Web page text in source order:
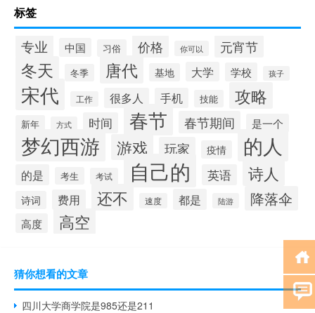
标签
专业 中国 习俗 价格 你可以 元宵节
冬天 冬季 唐代 基地 大学 学校 孩子
宋代 工作 很多人 手机 技能 攻略
新年 方式 时间 春节 春节期间 是一个
梦幻西游 游戏 玩家 疫情 的人
的是 考生 考试 自己的 英语 诗人
诗词 费用 还不 速度 都是 陆游 降落伞
高度 高空
猜你想看的文章
四川大学商学院是985还是211